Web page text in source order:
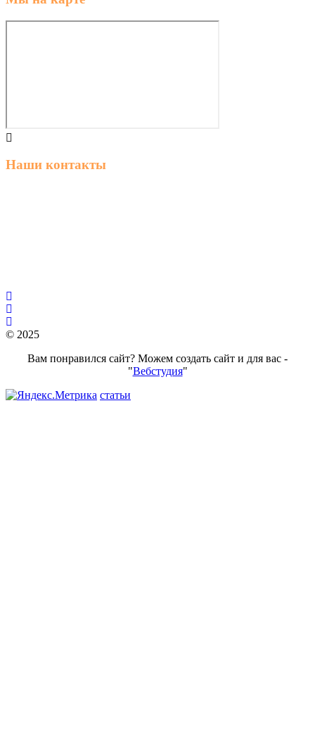
Наши контакты
© 2025
Вам понравился сайт? Можем создать сайт и для вас -
"Вебстудия"
статьи